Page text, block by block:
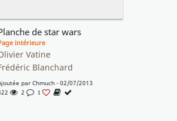
de star wars
intérieure
Vatine
Blanchard
par Chmuch - 02/07/2013
2 1